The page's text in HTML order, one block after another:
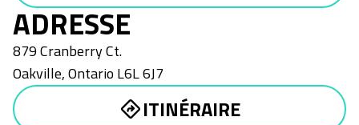
ADRESSE
879 Cranberry Ct.
Oakville,Ontario L6L 6J7
ITINÉRAIRE